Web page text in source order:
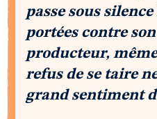
passe sous
portées contre
producteur,
refus de se taire
grand sentiment